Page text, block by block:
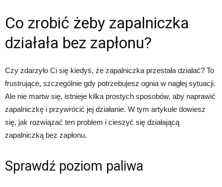
Co zrobić żeby zapalniczka
działała bez zapłonu?
Czy zdarzyło Ci się kiedyś, że zapalniczka przestała działać? To
frustrujące, szczególnie gdy potrzebujesz ognia w nagłej sytuacji.
Ale nie martw się, istnieje kilka prostych sposobów, aby naprawić
zapalniczkę i przywrócić jej działanie. W tym artykule dowiesz
się, jak rozwiązać ten problem i cieszyć się działającą
zapalniczką bez zapłonu.
Sprawdź poziom paliwa